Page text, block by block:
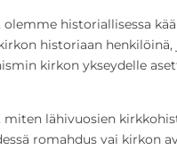
historiallisessa
historiaan
kirkon ykseydelle
lähivuosien
romahdus vai kirkon